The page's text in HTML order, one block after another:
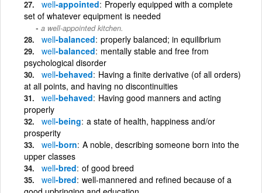
well-appointed Properly equipped with a complete
set of whatever equipment is needed
a well-appointed kitchen.
well-balanced properly balanced; in equilibrium
well-balanced mentally stable and free from
psychological disorder
well-behaved Having a finite derivative (of all orders)
at all points, and having no discontinuities
well-behaved Having good manners and acting
properly
well-being a state of health, happiness and/or
prosperity
well-born A noble, describing someone born into the
upper classes
well-bred of good breed
well-bred well-mannered and refined because of a